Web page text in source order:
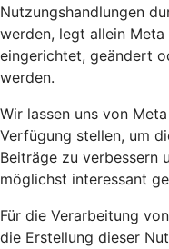
Nutzungshandlungen
werden, legt allein
eingerichtet, geändert
werden.
Wir lassen uns von
Verfügung stellen, um
Beiträge zu verbessern
möglichst interessant
Für die Verarbeitung
die Erstellung dieser